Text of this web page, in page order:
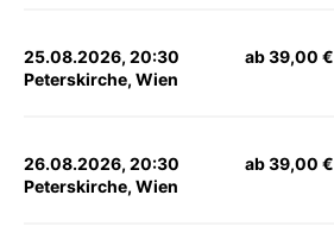
25.08.2026, 20:30
Peterskirche, Wien
ab 39,00 €
26.08.2026, 20:30
Peterskirche, Wien
ab 39,00 €